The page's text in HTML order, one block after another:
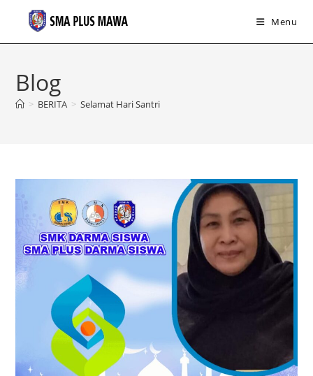
content
Menu
Blog
> BERITA > Selamat Hari Santri